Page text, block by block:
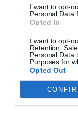
I want to opt-
Personal Data
Opted In
I want to opt-
Retention,
Personal Data
Purposes for
Opted Out
Beregner for
Renteberegner
Procentregner /